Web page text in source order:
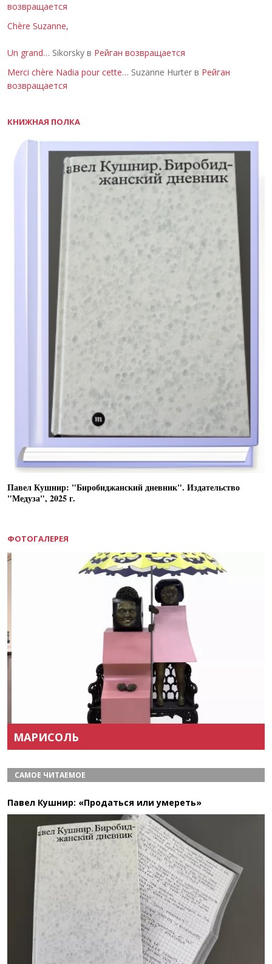
возвращается
Chère Suzanne,
Un grand… Sikorsky в Рейган возвращается
Merci chère Nadia pour cette… Suzanne Hurter в Рейган
возвращается
КНИЖНАЯ ПОЛКА
Павел Кушнир: "Биробиджанский дневник". Издательство
"Медуза", 2025 г.
ФОТОГАЛЕРЕЯ
МАРИСОЛЬ
САМОЕ ЧИТАЕМОЕ
Павел Кушнир: «Продаться или умереть»